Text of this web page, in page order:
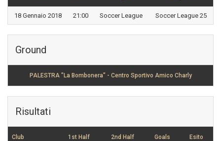
18 Gennaio 2018 21:00 Soccer League Soccer League 25
Ground
PALESTRA "La Bombonera" - Centro Sportivo Amico Charly
Risultati
Club 1st Half 2nd Half Goals Esito